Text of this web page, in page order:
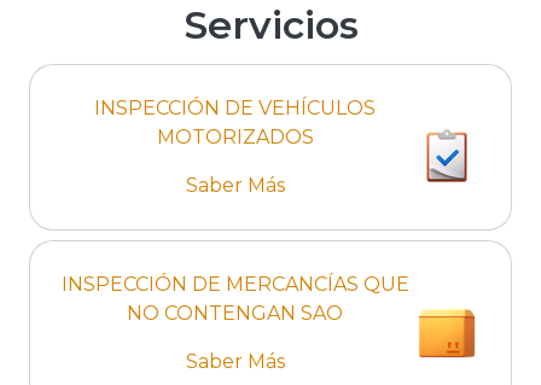
Servicios
INSPECCIÓN DE VEHÍCULOS
MOTORIZADOS
Saber Más
INSPECCIÓN DE MERCANCÍAS QUE
NO CONTENGAN SAO
Saber Más